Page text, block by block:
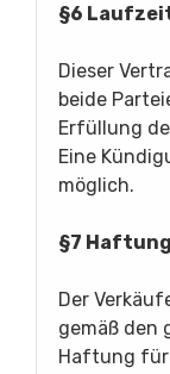
§6
Dieser
beide
Erfüllung
Eine
möglich.
§7 Haftung
Der
gemäß den
Haftung für